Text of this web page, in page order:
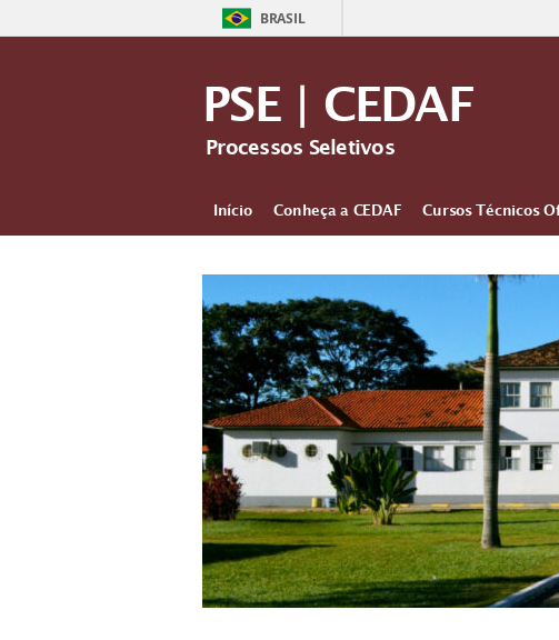
BRASIL
PSE | CEDAF
Processos Seletivos
Início Conheça a CEDAF Cursos Técnicos